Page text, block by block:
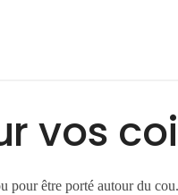
vos
être porté autour du